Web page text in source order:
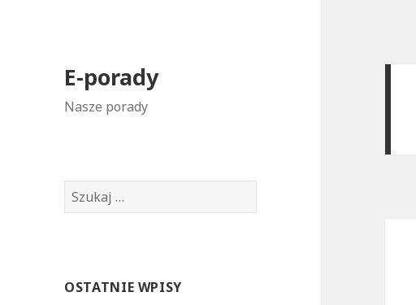
E-porady
Nasze porady
S
z
j
OSTATNIE WPISY